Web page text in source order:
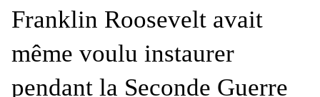
Franklin Roosevelt avait
même voulu instaurer
pendant la Seconde Guerre